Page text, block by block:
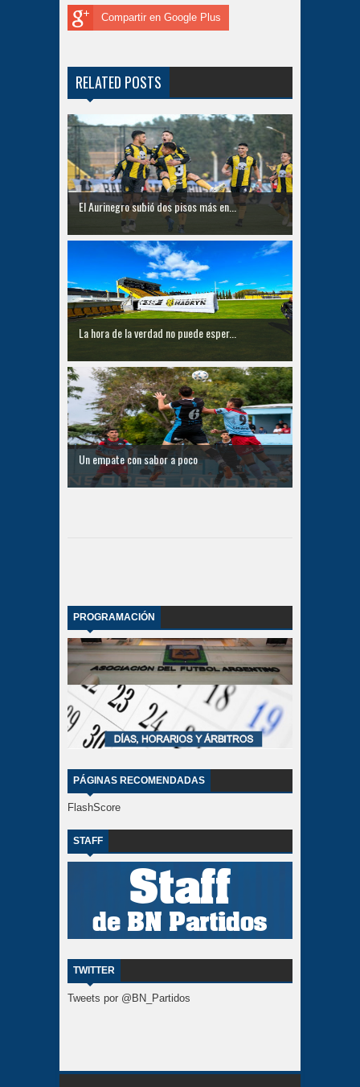
Compartir en Google Plus
RELATED POSTS
El Aurinegro subió dos pisos más en...
La hora de la verdad no puede esper...
Un empate con sabor a poco
PROGRAMACIÓN
PÁGINAS RECOMENDADAS
FlashScore
STAFF
TWITTER
Tweets por @BN_Partidos